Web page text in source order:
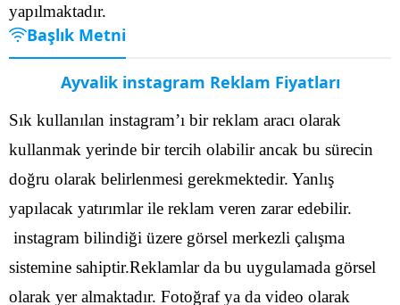
yapılmaktadır.
Başlık Metni
Ayvalik instagram Reklam Fiyatları
Sık kullanılan instagram’ı bir reklam aracı olarak
kullanmak yerinde bir tercih olabilir ancak bu sürecin
doğru olarak belirlenmesi gerekmektedir. Yanlış
yapılacak yatırımlar ile reklam veren zarar edebilir.
instagram bilindiği üzere görsel merkezli çalışma
sistemine sahiptir.Reklamlar da bu uygulamada görsel
olarak yer almaktadır. Fotoğraf ya da video olarak